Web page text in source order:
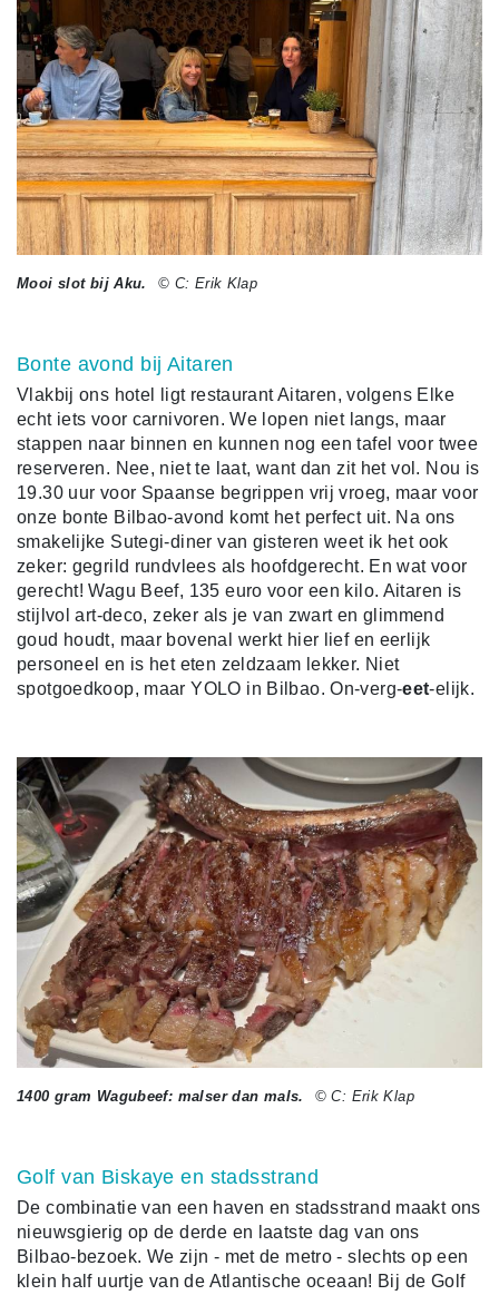
Mooi slot bij Aku. © C: Erik Klap
Bonte avond bij Aitaren
Vlakbij ons hotel ligt restaurant Aitaren, volgens Elke
echt iets voor carnivoren. We lopen niet langs, maar
stappen naar binnen en kunnen nog een tafel voor twee
reserveren. Nee, niet te laat, want dan zit het vol. Nou is
19.30 uur voor Spaanse begrippen vrij vroeg, maar voor
onze bonte Bilbao-avond komt het perfect uit. Na ons
smakelijke Sutegi-diner van gisteren weet ik het ook
zeker: gegrild rundvlees als hoofdgerecht. En wat voor
gerecht! Wagu Beef, 135 euro voor een kilo. Aitaren is
stijlvol art-deco, zeker als je van zwart en glimmend
goud houdt, maar bovenal werkt hier lief en eerlijk
personeel en is het eten zeldzaam lekker. Niet
spotgoedkoop, maar YOLO in Bilbao. On-verg-eet-elijk.
1400 gram Wagubeef: malser dan mals. © C: Erik Klap
Golf van Biskaye en stadsstrand
De combinatie van een haven en stadsstrand maakt ons
nieuwsgierig op de derde en laatste dag van ons
Bilbao-bezoek. We zijn - met de metro - slechts op een
klein half uurtje van de Atlantische oceaan! Bij de Golf